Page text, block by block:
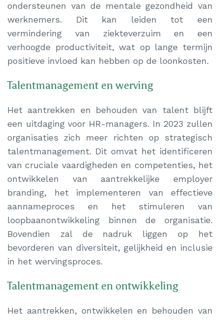
ondersteunen van de mentale gezondheid van
werknemers. Dit kan leiden tot een
vermindering van ziekteverzuim en een
verhoogde productiviteit, wat op lange termijn
positieve invloed kan hebben op de loonkosten.
Talentmanagement en werving
Het aantrekken en behouden van talent blijft
een uitdaging voor HR-managers. In 2023 zullen
organisaties zich meer richten op strategisch
talentmanagement. Dit omvat het identificeren
van cruciale vaardigheden en competenties, het
ontwikkelen van aantrekkelijke employer
branding, het implementeren van effectieve
aannameproces en het stimuleren van
loopbaanontwikkeling binnen de organisatie.
Bovendien zal de nadruk liggen op het
bevorderen van diversiteit, gelijkheid en inclusie
in het wervingsproces.
Talentmanagement en ontwikkeling
Het aantrekken, ontwikkelen en behouden van